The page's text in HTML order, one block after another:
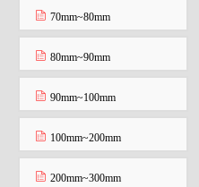
70mm~80mm
80mm~90mm
90mm~100mm
100mm~200mm
200mm~300mm